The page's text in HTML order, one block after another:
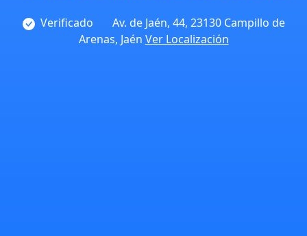
Verificado
Av. de Jaén, 44, 23130 Campillo de
Arenas, Jaén Ver Localización